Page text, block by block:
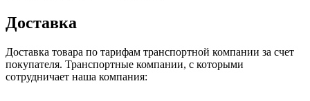
Доставка
Доставка товара по тарифам транспортной компании за счет
покупателя. Транспортные компании, с которыми
сотрудничает наша компания: